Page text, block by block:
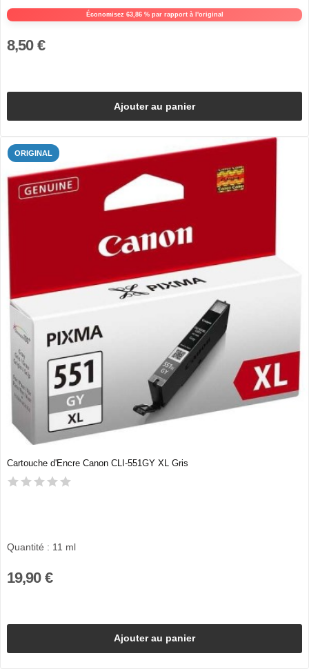
Économisez 63,86 % par rapport à l'original
8,50 €
Ajouter au panier
ORIGINAL
Cartouche d'Encre Canon CLI-551GY XL Gris
Quantité : 11 ml
19,90 €
Ajouter au panier